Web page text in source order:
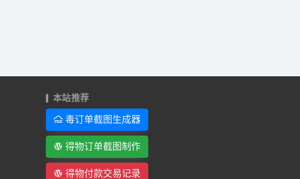
本站推荐
毒订单截图生成器
得物订单截图制作
得物付款交易记录